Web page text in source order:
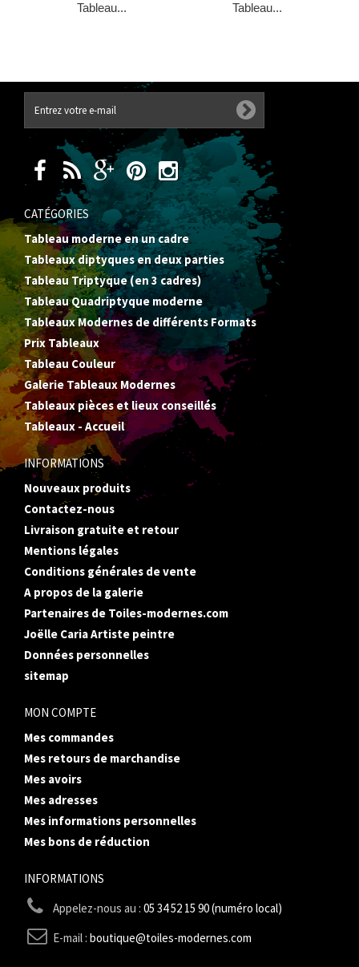
Tableau... Tableau...
CATÉGORIES
Tableau moderne en un cadre
Tableaux diptyques en deux parties
Tableau Triptyque (en 3 cadres)
Tableau Quadriptyque moderne
Tableaux Modernes de différents Formats
Prix Tableaux
Tableau Couleur
Galerie Tableaux Modernes
Tableaux pièces et lieux conseillés
Tableaux - Accueil
INFORMATIONS
Nouveaux produits
Contactez-nous
Livraison gratuite et retour
Mentions légales
Conditions générales de vente
A propos de la galerie
Partenaires de Toiles-modernes.com
Joëlle Caria Artiste peintre
Données personnelles
sitemap
MON COMPTE
Mes commandes
Mes retours de marchandise
Mes avoirs
Mes adresses
Mes informations personnelles
Mes bons de réduction
INFORMATIONS
Appelez-nous au : 05 34 52 15 90 (numéro local)
E-mail : boutique@toiles-modernes.com